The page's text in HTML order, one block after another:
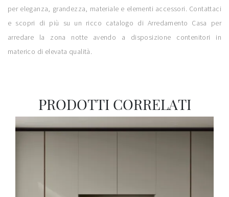
per eleganza, grandezza, materiale e elementi accessori. Contattaci
e scopri di più su un ricco catalogo di Arredamento Casa per
arredare la zona notte avendo a disposizione contenitori in
materico di elevata qualità.
PRODOTTI CORRELATI